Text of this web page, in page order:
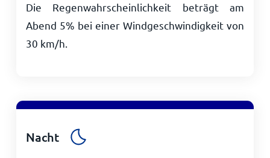
Die Regenwahrscheinlichkeit beträgt am
Abend 5% bei einer Windgeschwindigkeit von
30 km/h
Nacht